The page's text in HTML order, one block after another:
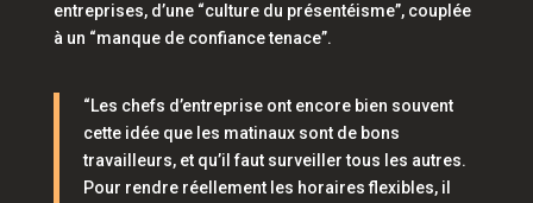
entreprises, d’une“culture du présentéisme”,couplée
à un “manque de confiance tenace”.
“Les chefs d’entreprise ont encore bien souvent
cette idée que les matinaux sont de bons
travailleurs, et qu’il faut surveiller tous les autres.
Pour rendre réellement les horaires flexibles, il